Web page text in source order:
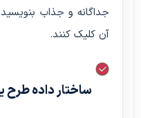
جداگانه و جذاب
آن کلیک کنند.
ساختار داده طرح